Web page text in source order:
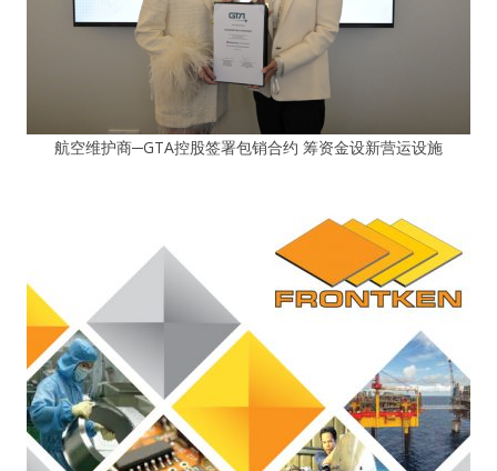
航空维护商─GTA控股签署包销合约 筹资金设新营运设施